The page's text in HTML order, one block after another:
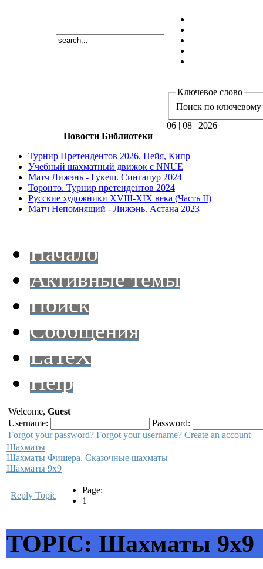
Ключевое слово
Поиск по ключевому
06 | 08 | 2026
Новости Библиотеки
Турнир Претендентов 2026. Пейя, Кипр
Учебный шахматный движок с NNUE
Матч Лижэнь - Гукеш. Сингапур 2024
Торонто. Турнир претендентов 2024
Русские художники XVIII-XIX века (Часть II)
Матч Непомнящий - Лижэнь. Астана 2023
Начало
Активные темы
Поиск
Сообщения
LaTeX
Help
Welcome, Guest
Username:
Password:
Forgot your password? Forgot your username? Create an account
Шахматы
Шахматы Фишера. Сказочные шахматы
Шахматы 9х9
Reply Topic
Page:
1
TOPIC: Шахматы 9х9